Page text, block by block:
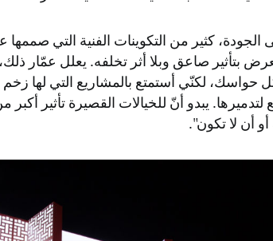
كثير من التكوينات الفنية التي
بتأثير صاعق وبلا أثر تخلفه. يعلل عمّار
حواسك، لكنّي أستمتع بالمشاريع التي لها
لتدميرها. يبدو أنّ للخيالات القصيرة تأثير
أن لا تكون".